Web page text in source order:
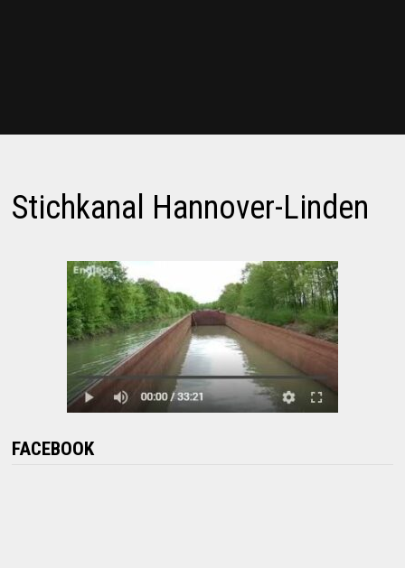
Stichkanal Hannover-Linden
FACEBOOK